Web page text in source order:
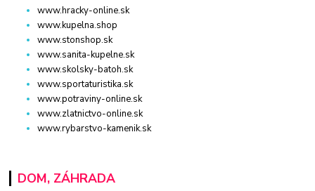
www.hracky-online.sk
www.kupelna.shop
www.stonshop.sk
www.sanita-kupelne.sk
www.skolsky-batoh.sk
www.sportaturistika.sk
www.potraviny-online.sk
www.zlatnictvo-online.sk
www.rybarstvo-kamenik.sk
DOM, ZÁHRADA